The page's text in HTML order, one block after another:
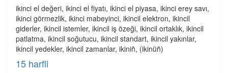
ikinci el değeri, ikinci el fiyatı, ikinci el piyasa, ikinci erey savı,
ikinci görmezlik, ikinci mabeyinci, ikincil elektron, ikincil
giderler, ikincil istemler, ikincil iş özeği, ikincil ortaklık, ikincil
patlatma, ikincil soğutucu, ikincil standart, ikincil yakınlar,
ikincil yedekler, ikincil zamanlar, ikiniñ, (ikinüñ)
15 harfli